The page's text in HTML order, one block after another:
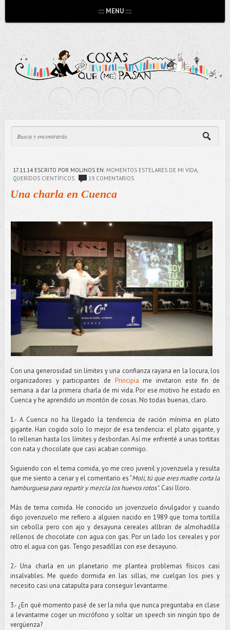
:::: MENU ::::
17.11.14ESCRITO POR MOLINOS EN: MOMENTOS ESTELARES DE MI VIDA,
QUERIDOS CIENTÍFICOS
19 COMENTARIOS
Una charla en Cuenca
Con una generosidad sin límites y una confianza rayana en la locura, los
organizadores y participantes de Principia me invitaron este fin de
semana a dar la primera charla de mi vida. Por ese motivo he estado en
Cuenca y he aprendido un montón de cosas. No todas buenas, claro.
1.- A Cuenca no ha llegado la tendencia de ración mínima en plato
gigante. Han cogido solo lo mejor de esa tendencia: el plato gigante, y
lo rellenan hasta los límites y desbordan. Así me enfrenté a unas tortitas
con nata y chocolate que casi acaban conmigo.
Siguiendo con el tema comida, yo me creo juvenil y jovenzuela y resulta
que me siento a cenar y el comentario es "Moli, tú que eres madre corta la
hamburguesa para repartir y mezcla los huevos rotos". Casi lloro.
Más de tema comida. He conocido un jovenzuelo divulgador y cuando
digo jovenzuelo me refiero a alguien nacido en 1989 que toma tortilla
sin cebolla pero con ajo y desayuna cereales allbran de almohadilla
rellenos de chocolate con agua con gas. Por un lado los cereales y por
otro el agua con gas. Tengo pesadillas con ese desayuno.
2.- Una charla en un planetario me plantea problemas físicos casi
insalvables. Me quedo dormida en las sillas, me cuelgan los pies y
necesito casi una catapulta para conseguir levantarme.
3.- ¿En qué momento pasé de ser la niña que nunca preguntaba en clase
a levantarme coger un micrófono y soltar un speech sin ningún tipo de
vergüenza?